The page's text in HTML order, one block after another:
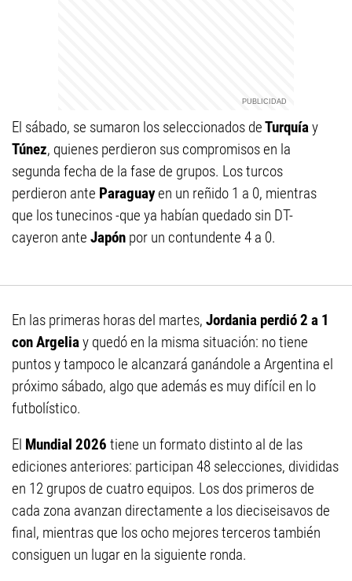
El sábado, se sumaron los seleccionados deTurquíay
Túnez, quienes perdieron sus compromisos en la
segunda fecha de la fase de grupos. Los turcos
perdieron ante Paraguayen un reñido 1 a 0, mientras
que los tunecinos -que ya habían quedado sin DT-
cayeron ante Japón por un contundente 4 a 0.
En las primeras horas del martes, Jordania perdió 2 a 1
con Argeliay quedó en la misma situación: no tiene
puntos y tampoco le alcanzará ganándole a Argentina el
próximo sábado, algo que además es muy difícil en lo
futbolístico.
El Mundial 2026 tiene un formato distinto al de las
ediciones anteriores: participan 48 selecciones, divididas
en 12 grupos de cuatro equipos. Los dos primeros de
cada zona avanzan directamente a los dieciseisavos de
final, mientras que los ocho mejores terceros también
consiguen un lugar en la siguiente ronda.